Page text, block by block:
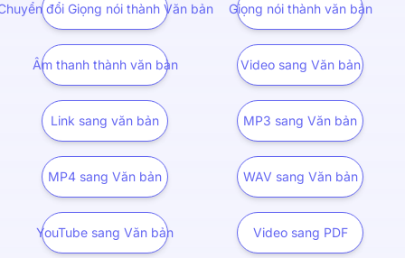
đổi Giọng nói thành Văn bản Giọng nói thành văn bản
Âm thanh thành văn bản Video sang Văn bản
Link sang văn bản MP3 sang Văn bản
MP4 sang Văn bản WAV sang Văn bản
YouTube sang Văn bản Video sang PDF